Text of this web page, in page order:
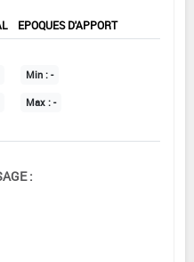
EPOQUES D'APPORT
Min : -
Max : -
: